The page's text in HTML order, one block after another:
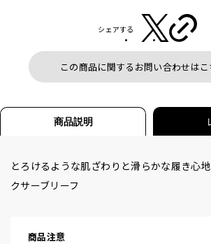
シェアする
この商品に関するお問い合わせはこ
商品説明
とろけるような肌ざわりと滑らかな履き心
クサーブリーフ
商品注意